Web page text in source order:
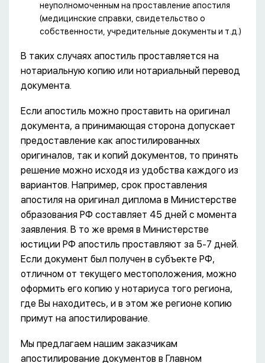
неуполномоченным на проставление апостиля
(медицинские справки, свидетельство о
собственности, учредительные документы и т.д.)
В таких случаях апостиль проставляется на
нотариальную копию или нотариальный перевод
документа.
Если апостиль можно проставить на оригинал
документа, а принимающая сторона допускает
предоставление как апостилированных
оригиналов, так и копий документов, то принять
решение можно исходя из удобства каждого из
вариантов. Например, срок проставления
апостиля на оригинал диплома в Министерстве
образования РФ составляет 45 дней с момента
заявления. В то же время в Министерстве
юстиции РФ апостиль проставляют за 5-7 дней.
Если документ был получен в субъекте РФ,
отличном от текущего местоположения, можно
оформить его копию у нотариуса того региона,
где Вы находитесь, и в этом же регионе копию
примут на апостилирование.
Мы предлагаем нашим заказчикам
апостилирование документов в Главном